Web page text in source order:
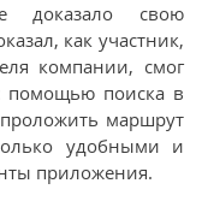
доказало свою
как участник,
компании, смог
помощью поиска в
маршрут
удобными и
приложения.